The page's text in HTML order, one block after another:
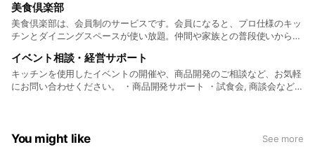
美食倶楽部
美食倶楽部は、会員制のサービスです。会員になると、プロ仕様のキッ
チンとダイニングスペースが使い放題。仲間や家族との普段使いから、
シェア（相席）します。
イベント相談・経営サポート
キッチンを使用したイベントの開催や、商品開発のご相談など、お気軽
にお問い合わせください。 ・商品開発サポート ・試食会, 商談会などの
You might like See more